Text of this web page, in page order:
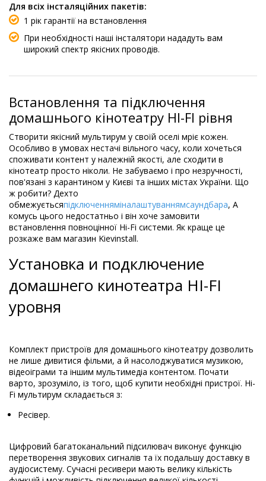
Для всіх інсталяційних пакетів:
1 рік гарантії на встановлення
При необхідності наші інсталятори нададуть вам
широкий спектр якісних проводів.
Встановлення та підключення
домашнього кінотеатру HI-FI рівня
Створити якісний мультирум у своїй оселі мріє кожен.
Особливо в умовах нестачі вільного часу, коли хочеться
споживати контент у належній якості, але сходити в
кінотеатр просто ніколи. Не забуваємо і про незручності,
пов'язані з карантином у Києві та інших містах України. Що
ж робити? Дехто
обмежуєтьсяпідключенняміналаштуваннямсаундбара, А
комусь цього недостатньо і він хоче замовити
встановлення повноцінної Hi-Fi системи. Як краще це
розкаже вам магазин Kievinstall.
Установка и подключение
домашнего кинотеатра HI-FI
уровня
Комплект пристроїв для домашнього кінотеатру дозволить
не лише дивитися фільми, а й насолоджуватися музикою,
відеоіграми та іншим мультимедіа контентом. Почати
варто, зрозуміло, із того, щоб купити необхідні пристрої. Hi-
Fi мультирум складається з:
Ресівер.
Цифровий багатоканальний підсилювач виконує функцію
перетворення звукових сигналів та їх подальшу доставку в
аудіосистему. Сучасні ресивери мають велику кількість